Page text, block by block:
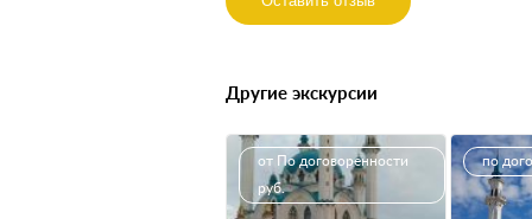
Другие экскурсии
от По договоренности
руб.
по